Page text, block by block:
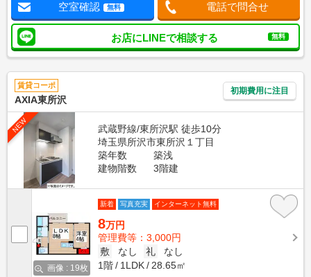
空室確認 無料 電話で問合せ
お店にLINEで相談する 無料
賃貸コーポ
AXIA東所沢
初期費用に注目
NEW
武蔵野線/東所沢駅 徒歩10分
埼玉県所沢市東所沢１丁目
築年数
築浅
建物階数
3階建
画像 : 19枚
新着 写真充実 インターネット無料
8万円
管理費等：3,000円
敷
なし 礼
なし
1階
1LDK 28.65㎡